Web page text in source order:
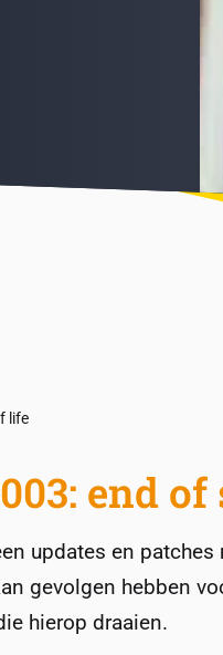
life
end
updates en patches
gevolgen hebben
hierop draaien.